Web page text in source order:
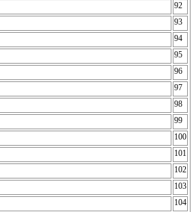
92
93
94
95
96
97
98
99
100
101
102
103
104